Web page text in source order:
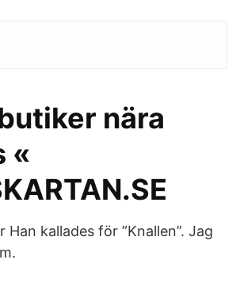
nära
«
Han kallades för ”Knallen”. Jag